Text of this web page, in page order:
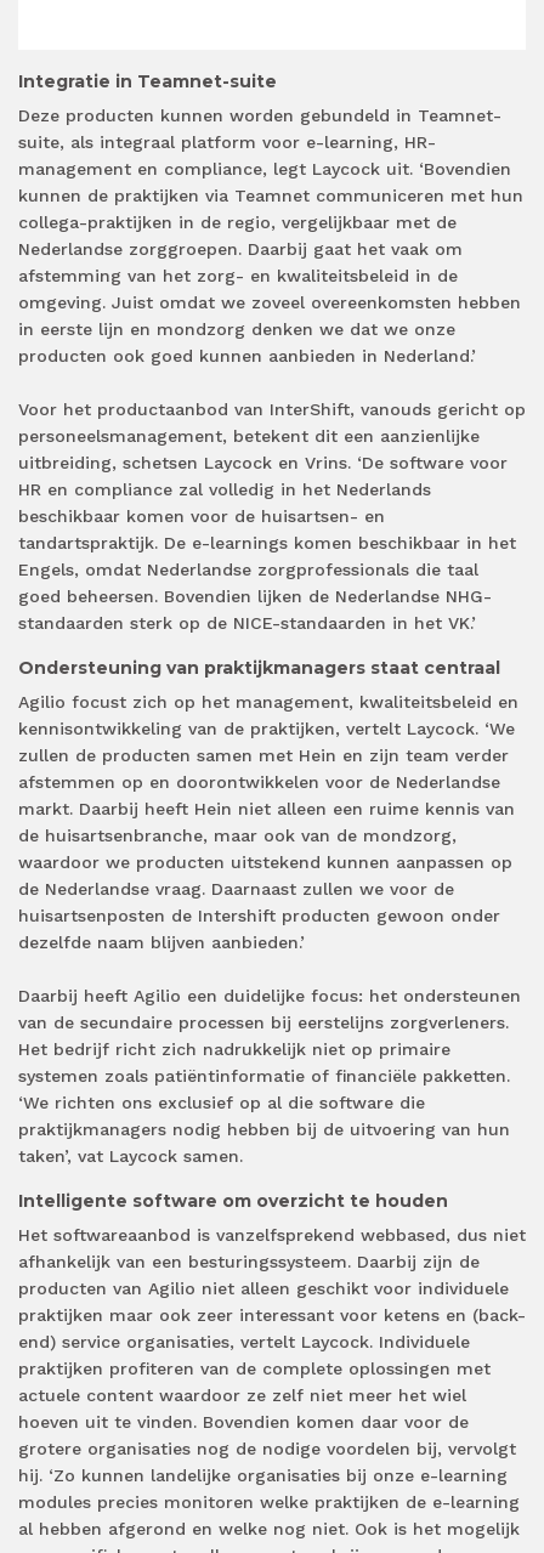
Integratie in Teamnet-suite
Deze producten kunnen worden gebundeld in Teamnet-
suite, als integraal platform voor e-learning, HR-
management en compliance, legt Laycock uit. ‘Bovendien
kunnen de praktijken via Teamnet communiceren met hun
collega-praktijken in de regio, vergelijkbaar met de
Nederlandse zorggroepen. Daarbij gaat het vaak om
afstemming van het zorg- en kwaliteitsbeleid in de
omgeving. Juist omdat we zoveel overeenkomsten hebben
in eerste lijn en mondzorg denken we dat we onze
producten ook goed kunnen aanbieden in Nederland.’
Voor het productaanbod van InterShift, vanouds gericht op
personeelsmanagement, betekent dit een aanzienlijke
uitbreiding, schetsen Laycock en Vrins. ‘De software voor
HR en compliance zal volledig in het Nederlands
beschikbaar komen voor de huisartsen- en
tandartspraktijk. De e-learnings komen beschikbaar in het
Engels, omdat Nederlandse zorgprofessionals die taal
goed beheersen. Bovendien lijken de Nederlandse NHG-
standaarden sterk op de NICE-standaarden in het VK.’
Ondersteuning van praktijkmanagers staat centraal
Agilio focust zich op het management, kwaliteitsbeleid en
kennisontwikkeling van de praktijken, vertelt Laycock. ‘We
zullen de producten samen met Hein en zijn team verder
afstemmen op en doorontwikkelen voor de Nederlandse
markt. Daarbij heeft Hein niet alleen een ruime kennis van
de huisartsenbranche, maar ook van de mondzorg,
waardoor we producten uitstekend kunnen aanpassen op
de Nederlandse vraag. Daarnaast zullen we voor de
huisartsenposten de Intershift producten gewoon onder
dezelfde naam blijven aanbieden.’
Daarbij heeft Agilio een duidelijke focus: het ondersteunen
van de secundaire processen bij eerstelijns zorgverleners.
Het bedrijf richt zich nadrukkelijk niet op primaire
systemen zoals patiëntinformatie of financiële pakketten.
‘We richten ons exclusief op al die software die
praktijkmanagers nodig hebben bij de uitvoering van hun
taken’, vat Laycock samen.
Intelligente software om overzicht te houden
Het softwareaanbod is vanzelfsprekend webbased, dus niet
afhankelijk van een besturingssysteem. Daarbij zijn de
producten van Agilio niet alleen geschikt voor individuele
praktijken maar ook zeer interessant voor ketens en (back-
end) service organisaties, vertelt Laycock. Individuele
praktijken profiteren van de complete oplossingen met
actuele content waardoor ze zelf niet meer het wiel
hoeven uit te vinden. Bovendien komen daar voor de
grotere organisaties nog de nodige voordelen bij, vervolgt
hij. ‘Zo kunnen landelijke organisaties bij onze e-learning
modules precies monitoren welke praktijken de e-learning
al hebben afgerond en welke nog niet. Ook is het mogelijk